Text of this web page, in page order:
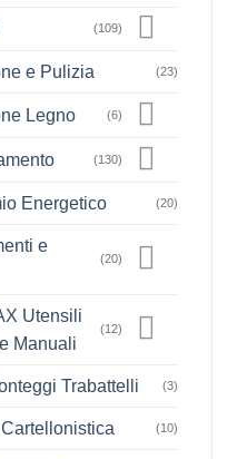
(109)
e Pulizia (23)
Legno (6)
(130)
Energetico (20)
e
(20)
Utensili
Manuali
(12)
Trabattelli (3)
(10)